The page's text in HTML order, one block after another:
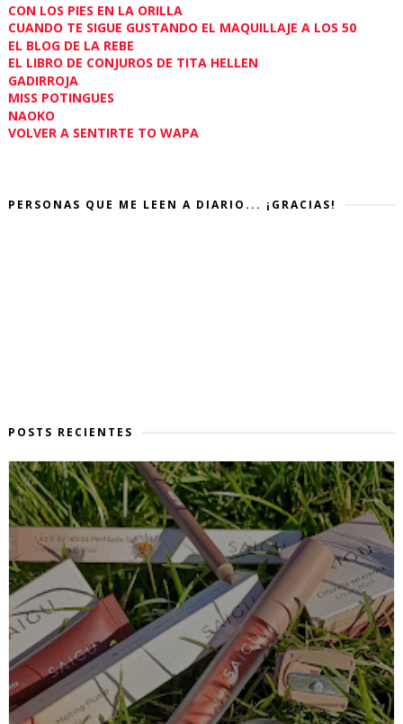
CON LOS PIES EN LA ORILLA
CUANDO TE SIGUE GUSTANDO EL MAQUILLAJE A LOS 50
EL BLOG DE LA REBE
EL LIBRO DE CONJUROS DE TITA HELLEN
GADIRROJA
MISS POTINGUES
NAOKO
VOLVER A SENTIRTE TO WAPA
PERSONAS QUE ME LEEN A DIARIO... ¡GRACIAS!
POSTS RECIENTES